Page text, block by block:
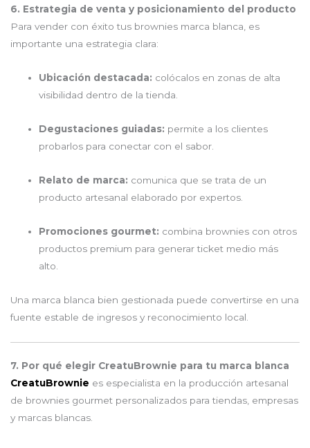
6. Estrategia de venta y posicionamiento del producto
Para vender con éxito tus brownies marca blanca, es
importante una estrategia clara:
Ubicación destacada: colócalos en zonas de alta
visibilidad dentro de la tienda.
Degustaciones guiadas: permite a los clientes
probarlos para conectar con el sabor.
Relato de marca: comunica que se trata de un
producto artesanal elaborado por expertos.
Promociones gourmet: combina brownies con otros
productos premium para generar ticket medio más
alto.
Una marca blanca bien gestionada puede convertirse en una
fuente estable de ingresos y reconocimiento local.
7. Por qué elegir CreatuBrownie para tu marca blanca
CreatuBrownie es especialista en la producción artesanal
de brownies gourmet personalizados para tiendas, empresas
y marcas blancas.